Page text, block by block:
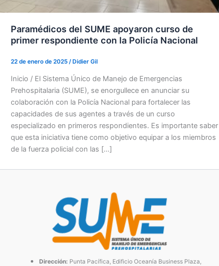
Paramédicos del SUME apoyaron curso de
primer respondiente con la Policía Nacional
22 de enero de 2025 /Didier Gil
Inicio / El Sistema Único de Manejo de Emergencias
Prehospitalaria (SUME), se enorgullece en anunciar su
colaboración con la Policía Nacional para fortalecer las
capacidades de sus agentes a través de un curso
especializado en primeros respondientes. Es importante saber
que esta iniciativa tiene como objetivo equipar a los miembros
de la fuerza policial con las […]
Dirección: Punta Pacífica, Edificio Oceanía Business Plaza,